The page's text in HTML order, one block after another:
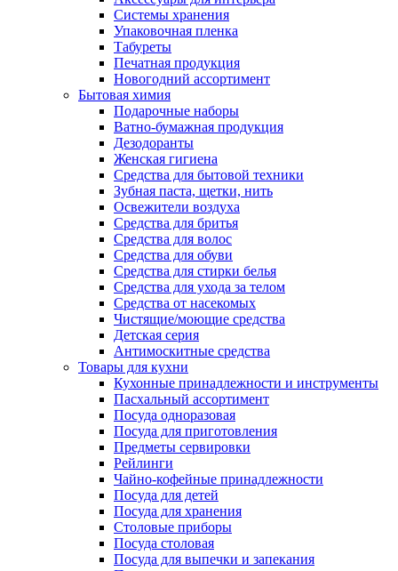
Системы хранения
Упаковочная пленка
Табуреты
Печатная продукция
Новогодний ассортимент
Бытовая химия
Подарочные наборы
Ватно-бумажная продукция
Дезодоранты
Женская гигиена
Средства для бытовой техники
Зубная паста, щетки, нить
Освежители воздуха
Средства для бритья
Средства для волос
Средства для обуви
Средства для стирки белья
Средства для ухода за телом
Средства от насекомых
Чистящие/моющие средства
Детская серия
Антимоскитные средства
Товары для кухни
Кухонные принадлежности и инструменты
Пасхальный ассортимент
Посуда одноразовая
Посуда для приготовления
Предметы сервировки
Рейлинги
Чайно-кофейные принадлежности
Посуда для детей
Посуда для хранения
Столовые приборы
Посуда столовая
Посуда для выпечки и запекания